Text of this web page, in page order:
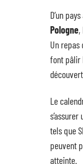
D’un
Pologne,
Un repas
font pâlir
Le
tels que
peuvent
atteinte.